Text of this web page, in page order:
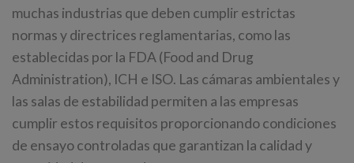
muchas industrias que deben cumplir estrictas
normas y directrices reglamentarias, como las
establecidas por la FDA (Food and Drug
Administration), ICH e ISO. Las cámaras ambientales y
las salas de estabilidad permiten a las empresas
cumplir estos requisitos proporcionando condiciones
de ensayo controladas que garantizan la calidad y